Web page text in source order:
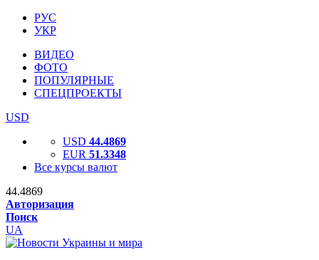
РУС
УКР
ВИДЕО
ФОТО
ПОПУЛЯРНЫЕ
СПЕЦПРОЕКТЫ
USD
USD 44.4869
EUR 51.3348
Все курсы валют
44.4869
Авторизация
Поиск
UA